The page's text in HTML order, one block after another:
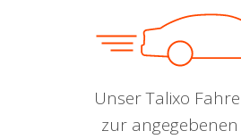
Unser Talixo
zur